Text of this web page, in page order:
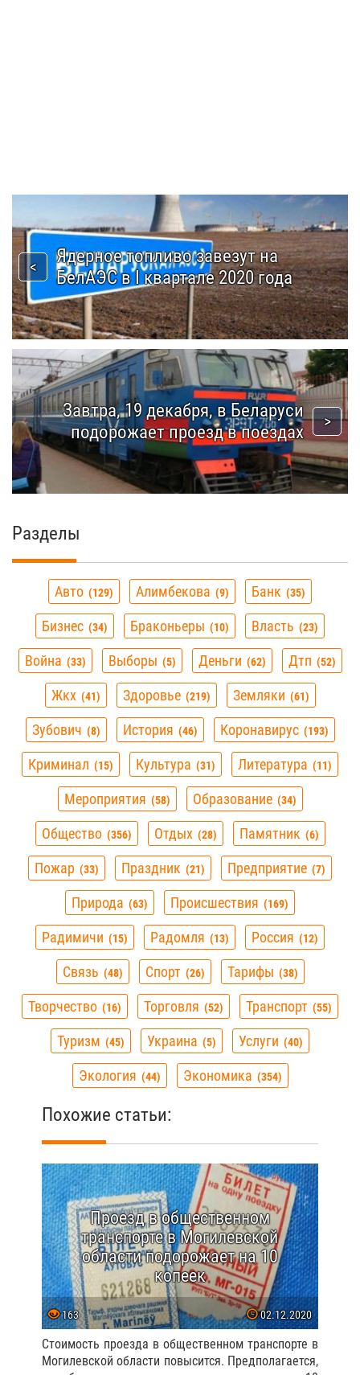
Ядерное топливо завезут на
БелАЭС в I квартале 2020 года
Завтра, 19 декабря, в Беларуси
подорожает проезд в поездах
Разделы
Авто 129 Алимбекова 9 Банк 35
Бизнес 34 Браконьеры 10 Власть 23
Война 33 Выборы 5 Деньги 62 Дтп 52
Жкх 41 Здоровье 219 Земляки 61
Зубович 8 История 46 Коронавирус 193
Криминал 15 Культура 31 Литература 11
Мероприятия 58 Образование 34
Общество 356 Отдых 28 Памятник 6
Пожар 33 Праздник 21 Предприятие 7
Природа 63 Происшествия 169
Радимичи 15 Радомля 13 Россия 12
Связь 48 Спорт 26 Тарифы 38
Творчество 16 Торговля 52 Транспорт 55
Туризм 45 Украина 5 Услуги 40
Экология 44 Экономика 354
Похожие статьи:
Проезд в общественном
транспорте в Могилевской
области подорожает на 10
копеек
163 02.12.2020
Стоимость проезда в общественном транспорте в
Могилевской области повысится. Предполагается,